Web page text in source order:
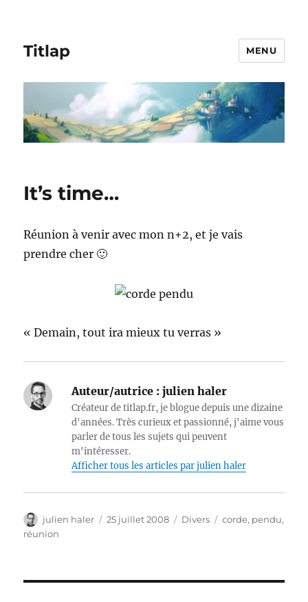
Titlap MENU
It’s time…
Réunion à venir avec mon n+2, et je vais
prendre cher 🙂
« Demain, tout ira mieux tu verras »
Auteur/autrice : julien haler
Créateur de titlap.fr, je blogue depuis une dizaine
d'années. Très curieux et passionné, j'aime vous
parler de tous les sujets qui peuvent
m'intéresser.
Afficher tous les articles par julien haler
Auteur
julien haler
Publié
25 juillet 2008 Catégories
Divers Étiquettes
corde, pendu,
réunion